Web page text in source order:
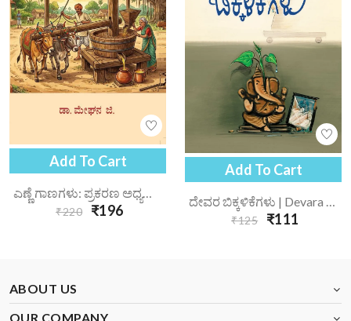
Add To Cart
ಎಣ್ಣೆ ಗಾಣಗಳು: ಪ್ರಕರಣ ಅಧ್ಯಯನ | Enne Gaanagalu Prakarana Adhyayana
₹220 ₹196
Add To Cart
ದೇವರ ಬಿಕ್ಕಳಿಕೆಗಳು | Devara Bikkalikegalu
₹125 ₹111
ABOUT US
OUR COMPANY